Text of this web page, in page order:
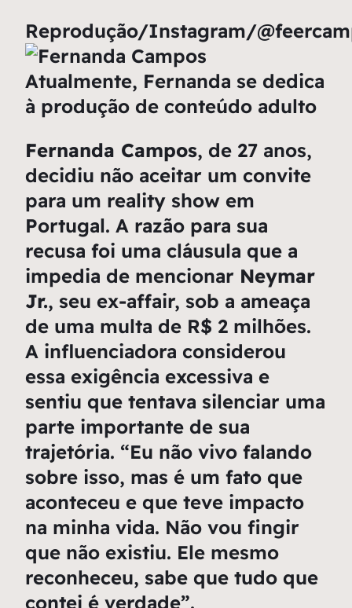
Reprodução/Instagram/
Atualmente, Fernanda se dedica
à produção de conteúdo adulto
Fernanda Campos, de 27 anos,
decidiu não aceitar um convite
para um reality show em
Portugal. A razão para sua
recusa foi uma cláusula que a
impedia de mencionar Neymar
Jr., seu ex-affair, sob a ameaça
de uma multa de R$ 2 milhões.
A influenciadora considerou
essa exigência excessiva e
sentiu que tentava silenciar uma
parte importante de sua
trajetória. “Eu não vivo falando
sobre isso, mas é um fato que
aconteceu e que teve impacto
na minha vida. Não vou fingir
que não existiu. Ele mesmo
reconheceu, sabe que tudo que
contei é verdade”.